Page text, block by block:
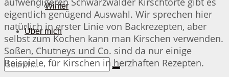
Winter
Über mich
eigentlich genügend Auswahl. Wir sprechen hier
natürlich in erster Linie von Backrezepten, aber
selbst zum Kochen kann man Kirschen verwenden.
Soßen, Chutneys und Co. sind da nur einige
Beispiele, für Kirschen in herzhaften Rezepten.